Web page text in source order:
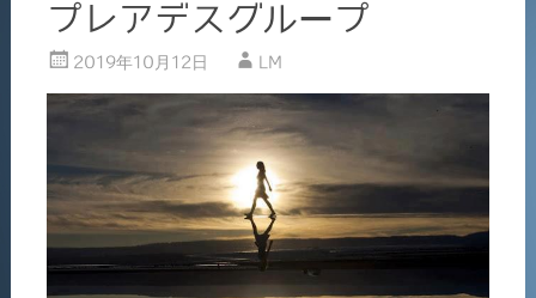
プレアデスグループ
2019年10月12日 LM